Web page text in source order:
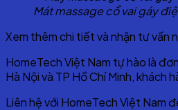
Mát massage cổ vai gáy
Xem thêm chi tiết và nhận tư vấn
HomeTech Việt Nam tự hào là
Hà Nội và TP Hồ Chí Minh,
Liên hệ với HomeTech Việt Nam